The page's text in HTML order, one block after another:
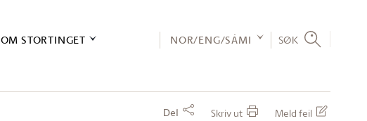
OM STORTINGET NOR/ENG/SÁMI SØK
Del Skriv ut Meld feil